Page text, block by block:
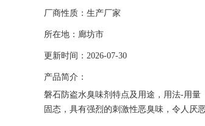
厂商性质：生产厂家
所在地：廊坊市
更新时间：2026-07-30
产品简介：
磐石防盗水臭味剂特点及用途，用法-用量
固态，具有强烈的刺激性恶臭味，令人厌